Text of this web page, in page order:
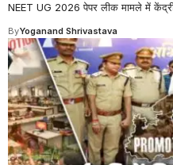
NEET UG 2026 पेपर लीक मामले में
ByYoganand Shrivastava